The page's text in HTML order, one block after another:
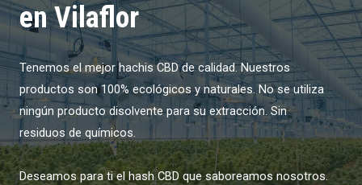
en Vilaflor
Tenemos el mejor hachis CBD de calidad. Nuestros
productos son 100% ecológicos y naturales. No se utiliza
ningún producto disolvente para su extracción. Sin
residuos de químicos.
Deseamos para ti el hash CBD que saboreamos nosotros.